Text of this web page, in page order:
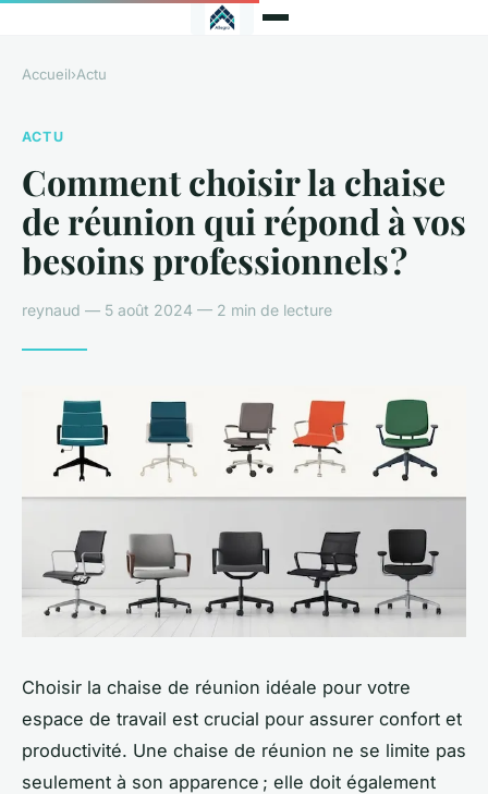
Accueil›Actu
ACTU
Comment choisir la chaise
de réunion qui répond à vos
besoins professionnels ?
reynaud — 5 août 2024 — 2 min de lecture
Choisir la chaise de réunion idéale pour votre
espace de travail est crucial pour assurer confort et
productivité. Une chaise de réunion ne se limite pas
seulement à son apparence ; elle doit également